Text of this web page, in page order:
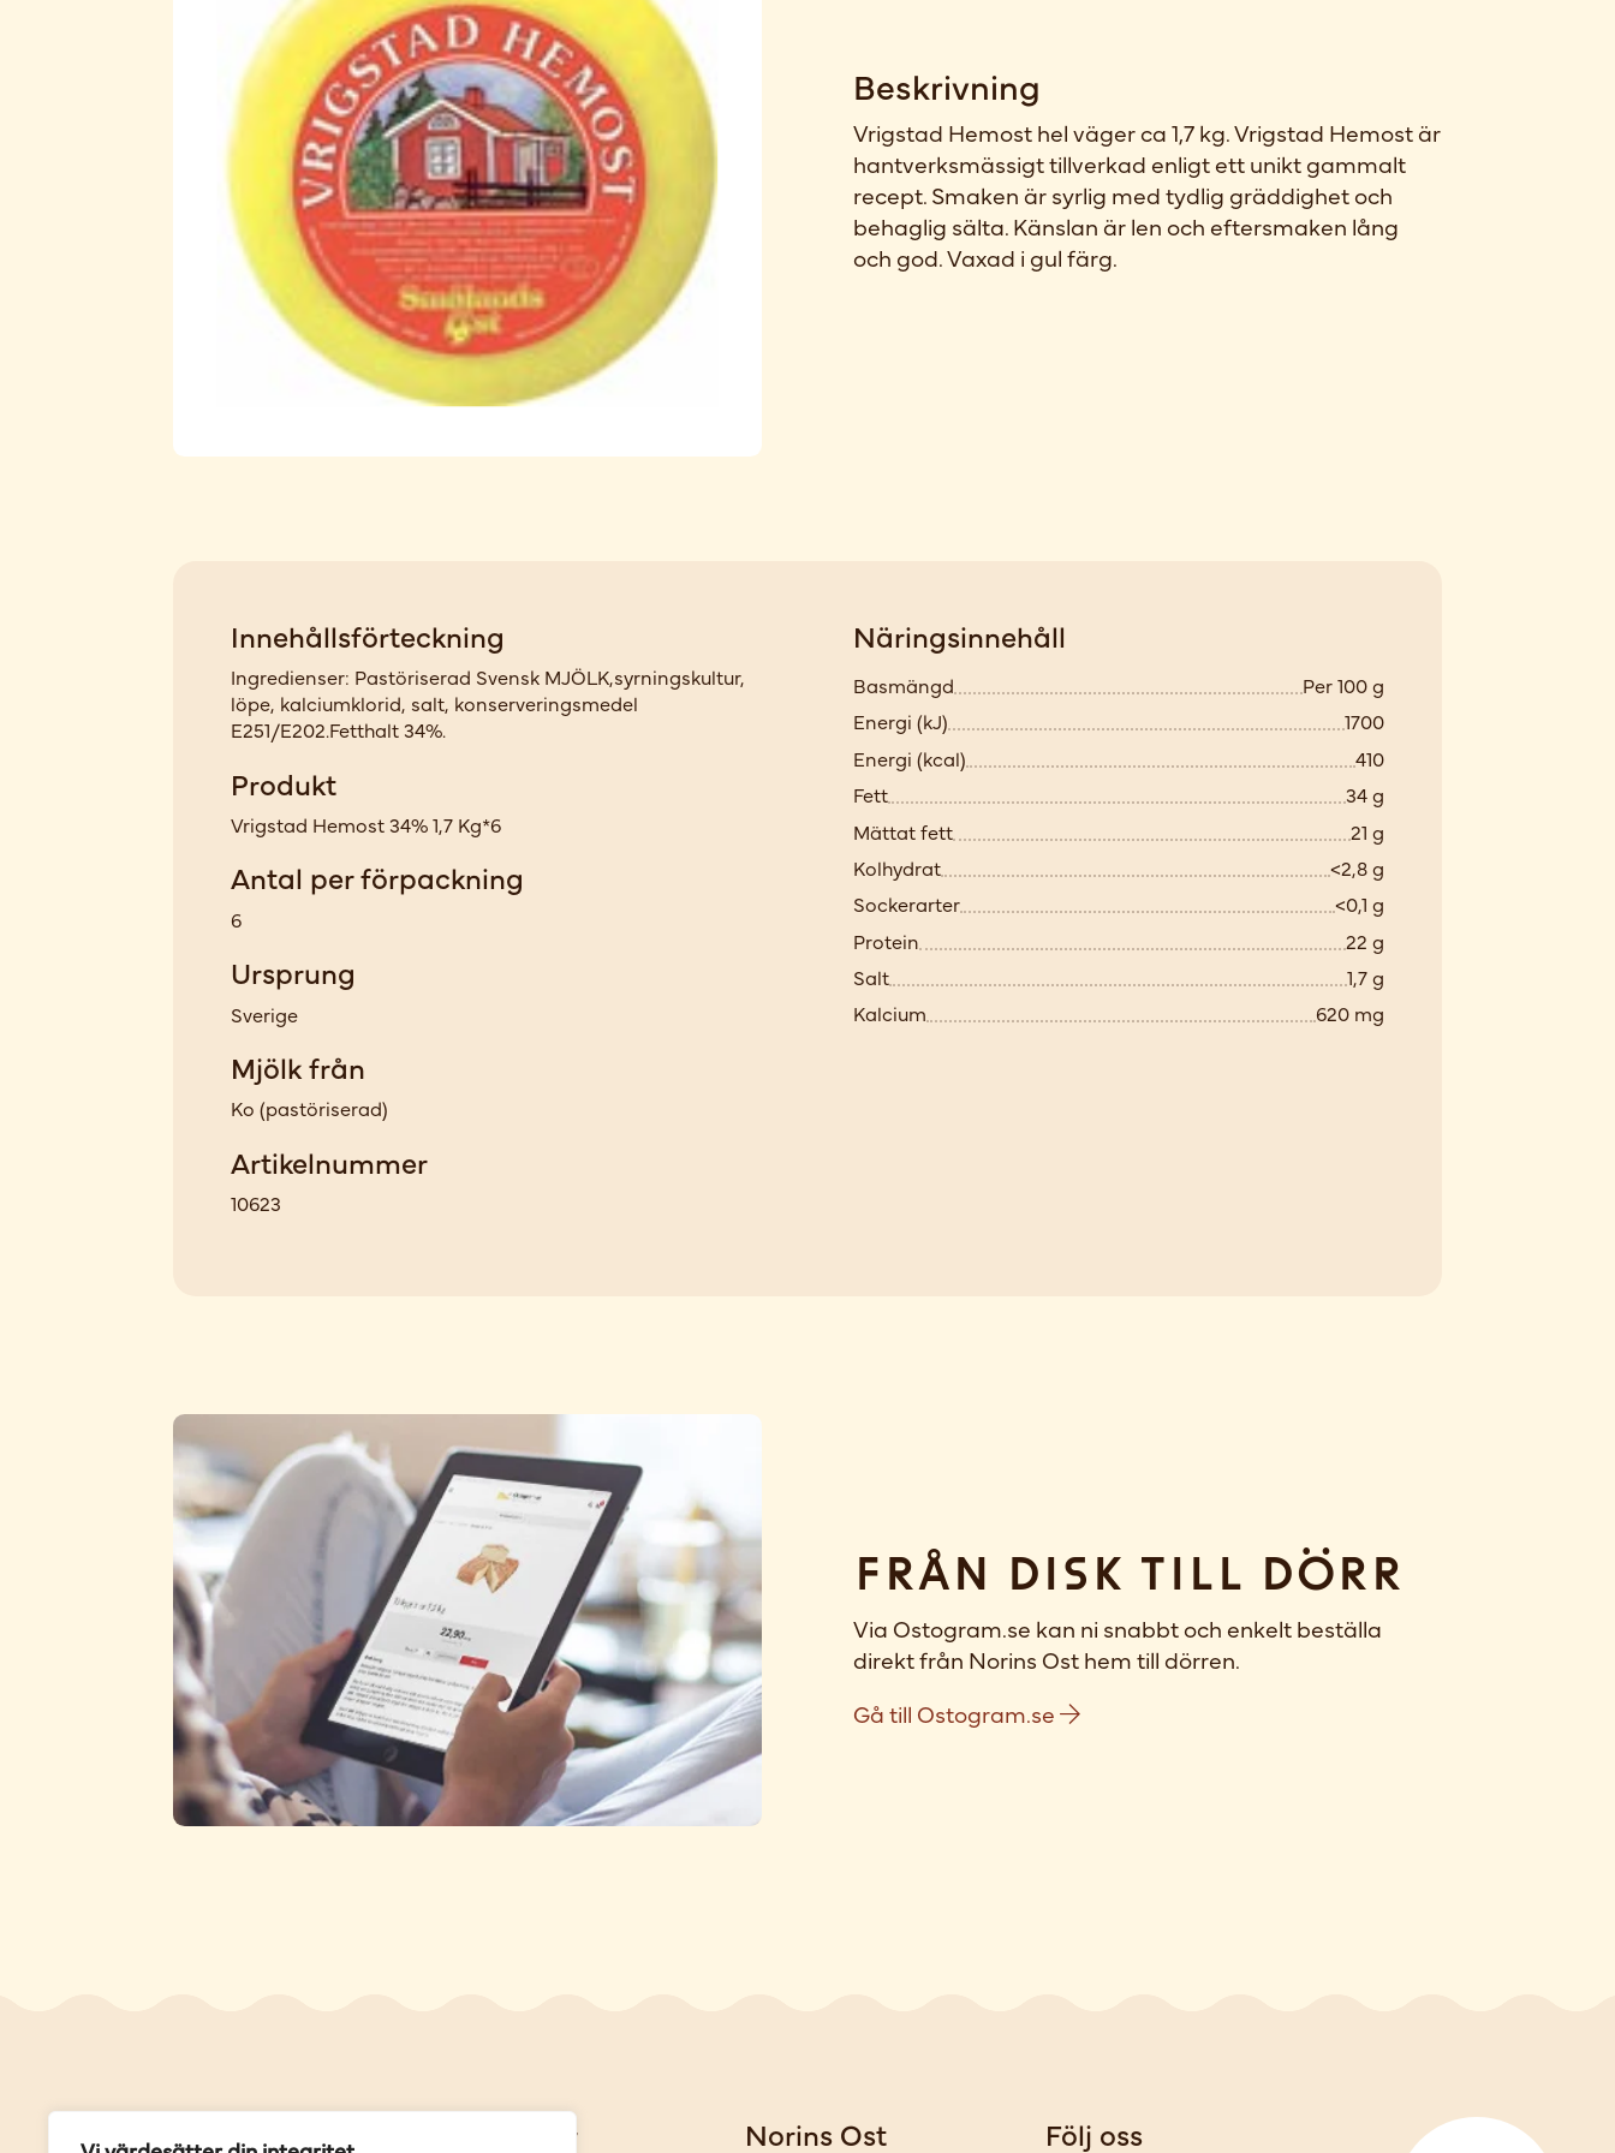
Beskrivning
Vrigstad Hemost hel väger ca 1,7 kg. Vrigstad Hemost är
hantverksmässigt tillverkad enligt ett unikt gammalt
recept. Smaken är syrlig med tydlig gräddighet och
behaglig sälta. Känslan är len och eftersmaken lång
och god. Vaxad i gul färg.
Innehållsförteckning
Ingredienser: Pastöriserad Svensk MJÖLK,syrningskultur,
löpe, kalciumklorid, salt, konserveringsmedel
E251/E202.Fetthalt 34%.
Produkt
Vrigstad Hemost 34% 1,7 Kg*6
Antal per förpackning
6
Ursprung
Sverige
Mjölk från
Ko (pastöriserad)
Artikelnummer
10623
Näringsinnehåll
Basmängd
Per 100 g
Energi (kJ)
1700
Energi (kcal)
410
Fett
34 g
Mättat fett
21 g
Kolhydrat
<2,8 g
Sockerarter
<0,1 g
Protein
22 g
Salt
1,7 g
Kalcium
620 mg
Från disk till dörr
Via Ostogram.se kan ni snabbt och enkelt beställa
direkt från Norins Ost hem till dörren.
Gå till Ostogram.se
Genvägar Norins Ost Följ oss